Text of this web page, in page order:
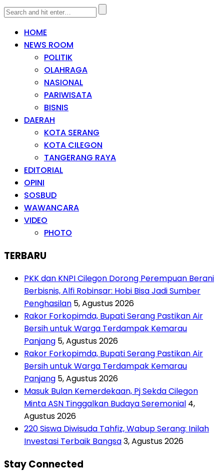
HOME
NEWS ROOM
POLITIK
OLAHRAGA
NASIONAL
PARIWISATA
BISNIS
DAERAH
KOTA SERANG
KOTA CILEGON
TANGERANG RAYA
EDITORIAL
OPINI
SOSBUD
WAWANCARA
VIDEO
PHOTO
TERBARU
PKK dan KNPI Cilegon Dorong Perempuan Berani
Berbisnis, Alfi Robinsar: Hobi Bisa Jadi Sumber
Penghasilan 5, Agustus 2026
Rakor Forkopimda, Bupati Serang Pastikan Air
Bersih untuk Warga Terdampak Kemarau
Panjang 5, Agustus 2026
Rakor Forkopimda, Bupati Serang Pastikan Air
Bersih untuk Warga Terdampak Kemarau
Panjang 5, Agustus 2026
Masuk Bulan Kemerdekaan, Pj Sekda Cilegon
Minta ASN Tinggalkan Budaya Seremonial 4,
Agustus 2026
220 Siswa Diwisuda Tahfiz, Wabup Serang: Inilah
Investasi Terbaik Bangsa3, Agustus 2026
Stay Connected